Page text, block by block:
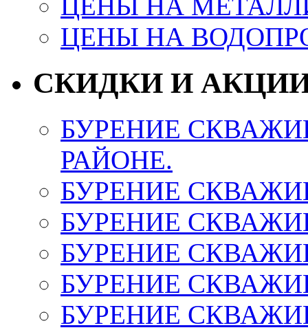
ЦЕНЫ НА
СКИДКИ И
БУРЕНИЕ
РАЙОНЕ.
БУРЕНИЕ
БУРЕНИЕ
БУРЕНИЕ
БУРЕНИЕ
БУРЕНИЕ